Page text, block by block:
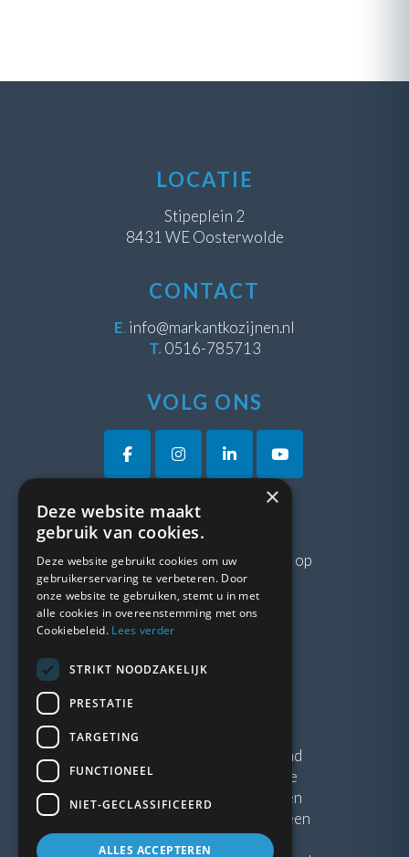
LOCATIE
Stipeplein 2
8431 WE Oosterwolde
CONTACT
E.info@markantkozijnen.nl
T. 0516-785713
VOLG ONS
VRAGEN?
Neem gerustcontactmet ons op
LINKS
Blogs
Algemene voorwaarden
Kunststof Kozijnen Friesland
Kunststof kozijnen Drenthe
Kunststof Kozijnen Drachten
Kunststof Kozijnen Hoogeveen
×
Deze website maakt
gebruik van cookies.
Deze website gebruikt cookies om uw
gebruikerservaring te verbeteren. Door
onze website te gebruiken, stemt u in met
alle cookies in overeenstemming met ons
Cookiebeleid. Lees verder
STRIKT NOODZAKELIJK
PRESTATIE
TARGETING
FUNCTIONEEL
NIET-GECLASSIFICEERD
ALLES ACCEPTEREN